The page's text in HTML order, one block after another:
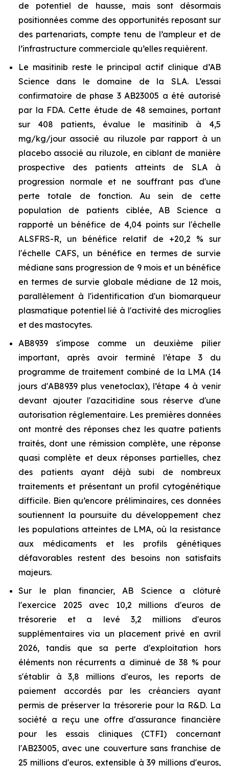
de potentiel de hausse, mais sont désormais
positionnées comme des opportunités reposant sur
des partenariats, compte tenu de l’ampleur et de
l’infrastructure commerciale qu’elles requièrent.
Le masitinib reste le principal actif clinique d’AB
Science dans le domaine de la SLA. L’essai
confirmatoire de phase 3 AB23005 a été autorisé
par la FDA. Cette étude de 48 semaines, portant
sur 408 patients, évalue le masitinib à 4,5
mg/kg/jour associé au riluzole par rapport à un
placebo associé au riluzole, en ciblant de manière
prospective des patients atteints de SLA à
progression normale et ne souffrant pas d'une
perte totale de fonction. Au sein de cette
population de patients ciblée, AB Science a
rapporté un bénéfice de 4,04 points sur l'échelle
ALSFRS-R, un bénéfice relatif de +20,2 % sur
l'échelle CAFS, un bénéfice en termes de survie
médiane sans progression de 9 mois et un bénéfice
en termes de survie globale médiane de 12 mois,
parallèlement à l'identification d'un biomarqueur
plasmatique potentiel lié à l'activité des microglies
et des mastocytes.
AB8939 s'impose comme un deuxième pilier
important, après avoir terminé l’étape 3 du
programme de traitement combiné de la LMA (14
jours d'AB8939 plus venetoclax), l’étape 4 à venir
devant ajouter l'azacitidine sous réserve d'une
autorisation réglementaire. Les premières données
ont montré des réponses chez les quatre patients
traités, dont une rémission complète, une réponse
quasi complète et deux réponses partielles, chez
des patients ayant déjà subi de nombreux
traitements et présentant un profil cytogénétique
difficile. Bien qu’encore préliminaires, ces données
soutiennent la poursuite du développement chez
les populations atteintes de LMA, où la resistance
aux médicaments et les profils génétiques
défavorables restent des besoins non satisfaits
majeurs.
Sur le plan financier, AB Science a clôturé
l'exercice 2025 avec 10,2 millions d'euros de
trésorerie et a levé 3,2 millions d'euros
supplémentaires via un placement privé en avril
2026, tandis que sa perte d'exploitation hors
éléments non récurrents a diminué de 38 % pour
s'établir à 3,8 millions d'euros, les reports de
paiement accordés par les créanciers ayant
permis de préserver la trésorerie pour la R&D. La
société a reçu une offre d'assurance financière
pour les essais cliniques (CTFI) concernant
l'AB23005, avec une couverture sans franchise de
25 millions d'euros, extensible à 39 millions d'euros,